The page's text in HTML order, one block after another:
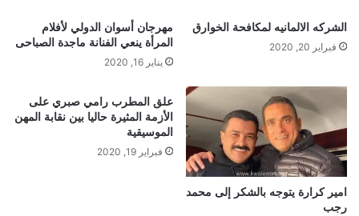
الشركه الالمانيه لمكافحة الخوارق
فبراير 20, 2020
مهرجان أسوان الدولي لأفلام
المرأة ينعي الفنانة ماجدة الصباحى
يناير 16, 2020
امير كرارة يتوجه بالشكر إلى محمد
رجب
علق المطرب رامي صبري على
الأزمة المثيرة حاليا بين نقابة المهن
الموسيقية
فبراير 19, 2020